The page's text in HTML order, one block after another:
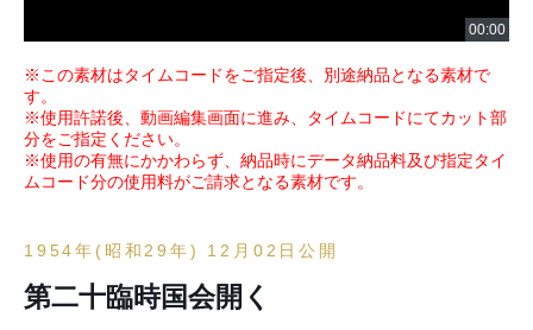
※この素材はタイムコードをご指定後、別途納品となる素材で
す。
※使用許諾後、動画編集画面に進み、タイムコードにてカット部
分をご指定ください。
※使用の有無にかかわらず、納品時にデータ納品料及び指定タイ
ムコード分の使用料がご請求となる素材です。
1954年(昭和29年) 12月02日公開
第二十臨時国会開く